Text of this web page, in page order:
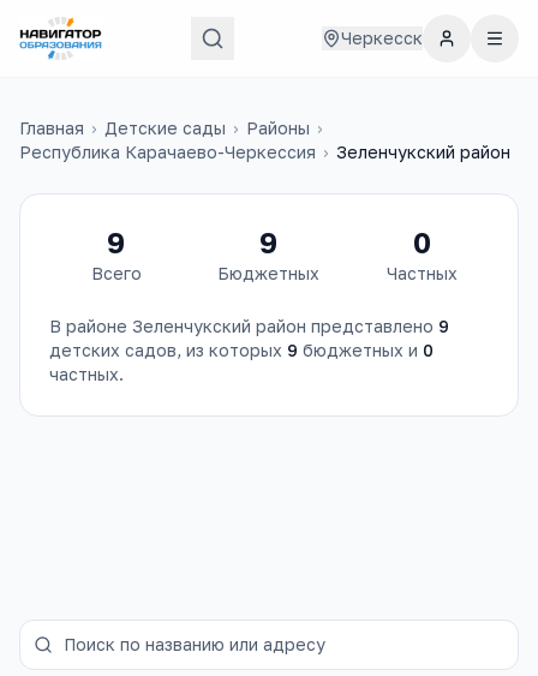
Черкесск
Главная › Детские сады › Районы ›
Республика Карачаево-Черкессия › Зеленчукский район
9
Всего
9
Бюджетных
0
Частных
В районе Зеленчукский район представлено 9
детских садов, из которых 9 бюджетных и 0
частных.